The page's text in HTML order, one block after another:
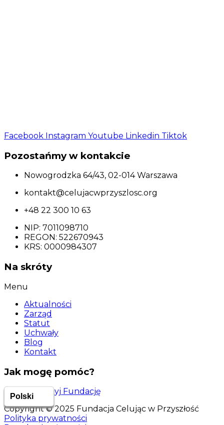
Facebook Instagram Youtube Linkedin Tiktok
Pozostańmy w kontakcie
Nowogrodzka 64/43, 02-014 Warszawa
kontakt@celujacwprzyszlosc.org
+48 22 300 10 63
NIP: 7011098710
REGON: 522670943
KRS: 0000984307
Na skróty
Menu
Aktualności
Zarząd
Statut
Uchwały
Blog
Kontakt
Jak mogę pomóc?
Wesprzyj Fundację
Copyright © 2025 Fundacja Celując w Przyszłość
Polityka prywatności